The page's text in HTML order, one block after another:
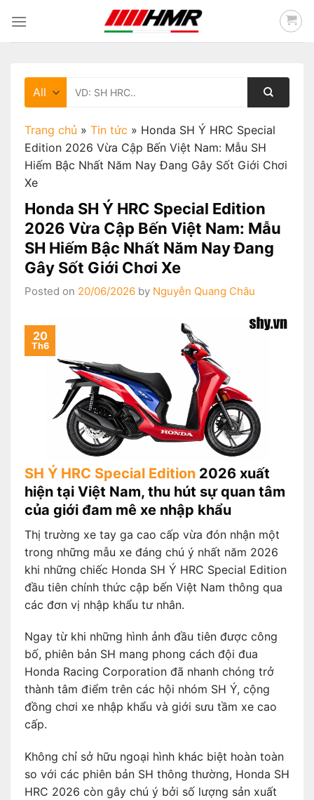
content
Trang chủ » Tin tức » Honda SH Ý HRC Special
Edition 2026 Vừa Cập Bến Việt Nam: Mẫu SH
Hiếm Bậc Nhất Năm Nay Đang Gây Sốt Giới Chơi
Xe
Honda SH Ý HRC Special Edition
2026 Vừa Cập Bến Việt Nam: Mẫu
SH Hiếm Bậc Nhất Năm Nay Đang
Gây Sốt Giới Chơi Xe
Posted on 20/06/2026 by Nguyễn Quang Châu
20
Th6
SH Ý HRC Special Edition 2026 xuất
hiện tại Việt Nam, thu hút sự quan tâm
của giới đam mê xe nhập khẩu
Thị trường xe tay ga cao cấp vừa đón nhận một
trong những mẫu xe đáng chú ý nhất năm 2026
khi những chiếc Honda SH Ý HRC Special Edition
đầu tiên chính thức cập bến Việt Nam thông qua
các đơn vị nhập khẩu tư nhân.
Ngay từ khi những hình ảnh đầu tiên được công
bố, phiên bản SH mang phong cách đội đua
Honda Racing Corporation đã nhanh chóng trở
thành tâm điểm trên các hội nhóm SH Ý, cộng
đồng chơi xe nhập khẩu và giới sưu tầm xe cao
cấp.
Không chỉ sở hữu ngoại hình khác biệt hoàn toàn
so với các phiên bản SH thông thường, Honda SH
HRC 2026 còn gây chú ý bởi số lượng sản xuất